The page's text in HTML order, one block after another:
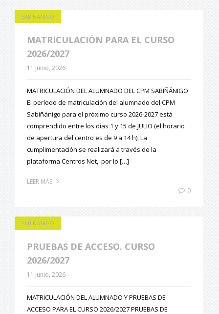
SABIÑANIGO
MATRICULACIÓN PARA EL CURSO
2026/2027
11 junio, 2026
MATRICULACIÓN DEL ALUMNADO DEL CPM SABIÑÁNIGO
El período de matriculación del alumnado del CPM
Sabiñánigo para el próximo curso 2026-2027 está
comprendido entre los días 1 y 15 de JULIO (el horario
de apertura del centro es de 9 a 14 h). La
cumplimentación se realizará a través de la
plataforma Centros Net, por lo […]
LEER MÁS
0
SABIÑANIGO
PRUEBAS DE ACCESO. CURSO
2026/2027
11 junio, 2026
MATRICULACIÓN DEL ALUMNADO Y PRUEBAS DE
ACCESO PARA EL CURSO 2026/2027 PRUEBAS DE